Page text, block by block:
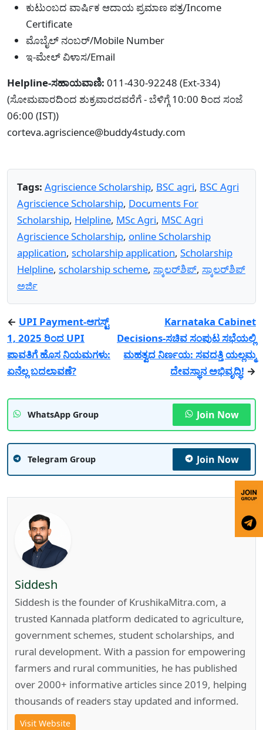
ಕುಟುಂಬದ ವಾರ್ಷಿಕ ಆದಾಯ ಪ್ರಮಾಣ ಪತ್ರ/Income
Certificate
ಮೊಬೈಲ್ ನಂಬರ್/Mobile Number
ಇ-ಮೇಲ್ ವಿಳಾಸ/Email
Helpline-ಸಹಾಯವಾಣಿ: 011-430-92248 (Ext-334)
(ಸೋಮವಾರದಿಂದ ಶುಕ್ರವಾರದವರೆಗೆ - ಬೆಳಿಗ್ಗೆ 10:00 ರಿಂದ ಸಂಜೆ
06:00 (IST))
corteva.agriscience@buddy4study.com
Tags: Agriscience Scholarship, BSC agri, BSC Agri
Agriscience Scholarship, Documents For
Scholarship, Helpline, MSc Agri, MSC Agri
Agriscience Scholarship, online Scholarship
application, scholarship application, Scholarship
Helpline, scholarship scheme, ಸ್ಕಾಲರ್‌ಶಿಪ್, ಸ್ಕಾಲರ್‌ಶಿಪ್
ಅರ್ಜಿ
← UPI Payment-ಆಗಸ್ಟ್
1, 2025 ರಿಂದ UPI
ಪಾವತಿಗೆ ಹೊಸ ನಿಯಮಗಳು:
ಏನೆಲ್ಲ ಬದಲಾವಣೆ?
Karnataka Cabinet
Decisions-ಸಚಿವ ಸಂಪುಟ ಸಭೆಯಲ್ಲಿ
ಮಹತ್ವದ ನಿರ್ಣಯ: ಸವದತ್ತಿ ಯಲ್ಲಮ್ಮ
ದೇವಸ್ಥಾನ ಅಭಿವೃದ್ಧಿ! →
WhatsApp Group Join Now
Telegram Group Join Now
Siddesh
Siddesh is the founder of KrushikaMitra.com, a
trusted Kannada platform dedicated to agriculture,
government schemes, student scholarships, and
rural development. With a passion for empowering
farmers and rural communities, he has published
over 2000+ informative articles since 2019, helping
thousands of readers stay updated and informed.
Visit Website